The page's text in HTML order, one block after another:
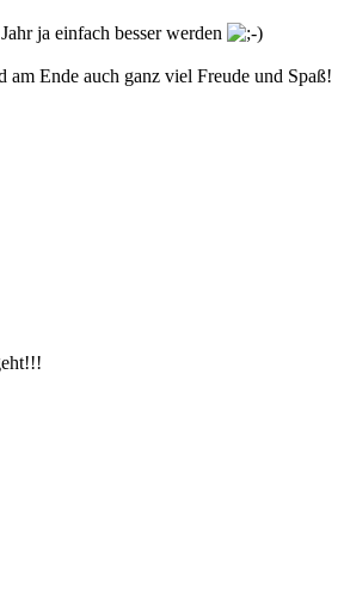
ja einfach besser werden
Ende auch ganz viel Freude und Spaß!